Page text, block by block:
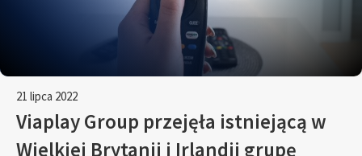
21 lipca 2022
Viaplay Group przejęła istniejącą w
Wielkiej Brytanii i Irlandii grupę